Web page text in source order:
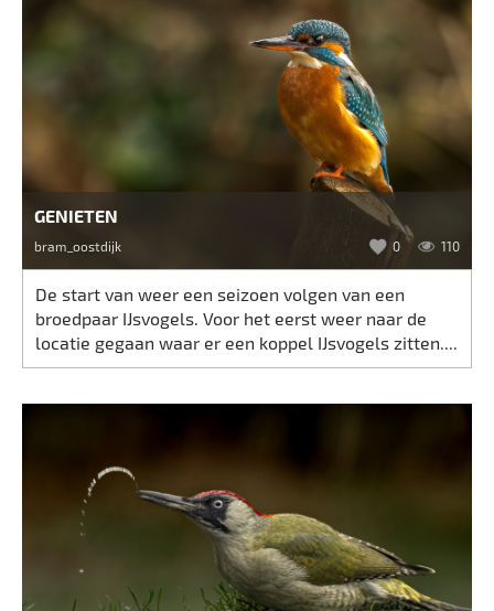
GENIETEN
bram_oostdijk 0 110
De start van weer een seizoen volgen van een
broedpaar IJsvogels. Voor het eerst weer naar de
locatie gegaan waar er een koppel IJsvogels zitten....